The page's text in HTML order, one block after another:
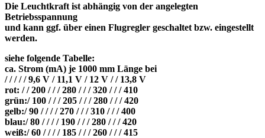
Die Leuchtkraft ist abhängig von der angelegten
Betriebsspannung
und kann ggf. über einen Flugregler geschaltet bzw. eingestellt
werden.
siehe folgende Tabelle:
ca. Strom (mA) je 1000 mm Länge bei
/ / / / / 9,6 V / 11,1 V / 12 V / / 13,8 V
rot: / / 200 / / / 280 / / / 320 / / / 410
grün:/ 100 / / / 205 / / / 280 / / / 420
gelb:/ 90 / / / / 270 / / / 310 / / / 400
blau:/ 80 / / / / 190 / / / 280 / / / 420
weiß:/ 60 / / / / 185 / / / 260 / / / 415